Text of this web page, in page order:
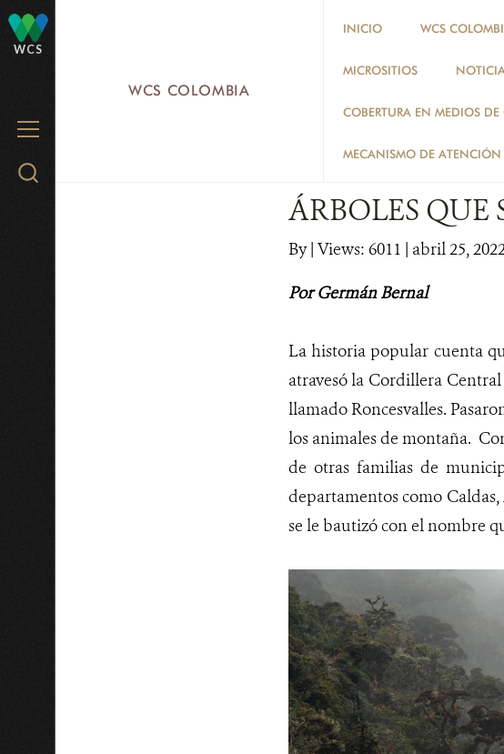
WCS
MENU
Search
WCS COLOMBIA
INICIO WCS
MICROSITIOS
COBERTURA EN MEDIOS
MECANISMO DE ATENCIÓN
ÁRBOLES QUE
By| Views: 6011 | abril 25,
Por Germán Bernal
La historia popular cuenta
atravesó la Cordillera
llamado Roncesvalles.
los animales de montaña.
de otras familias de
departamentos como
se le bautizó con el nombre